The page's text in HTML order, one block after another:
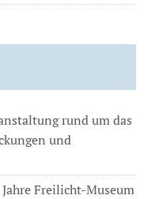
rund um das
und
Freilicht-Museum